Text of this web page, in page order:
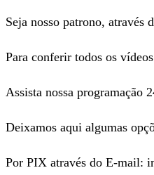
Seja nosso patrono, através
Para conferir todos os
Assista nossa programação
Deixamos aqui algumas
Por PIX através do E-mail: